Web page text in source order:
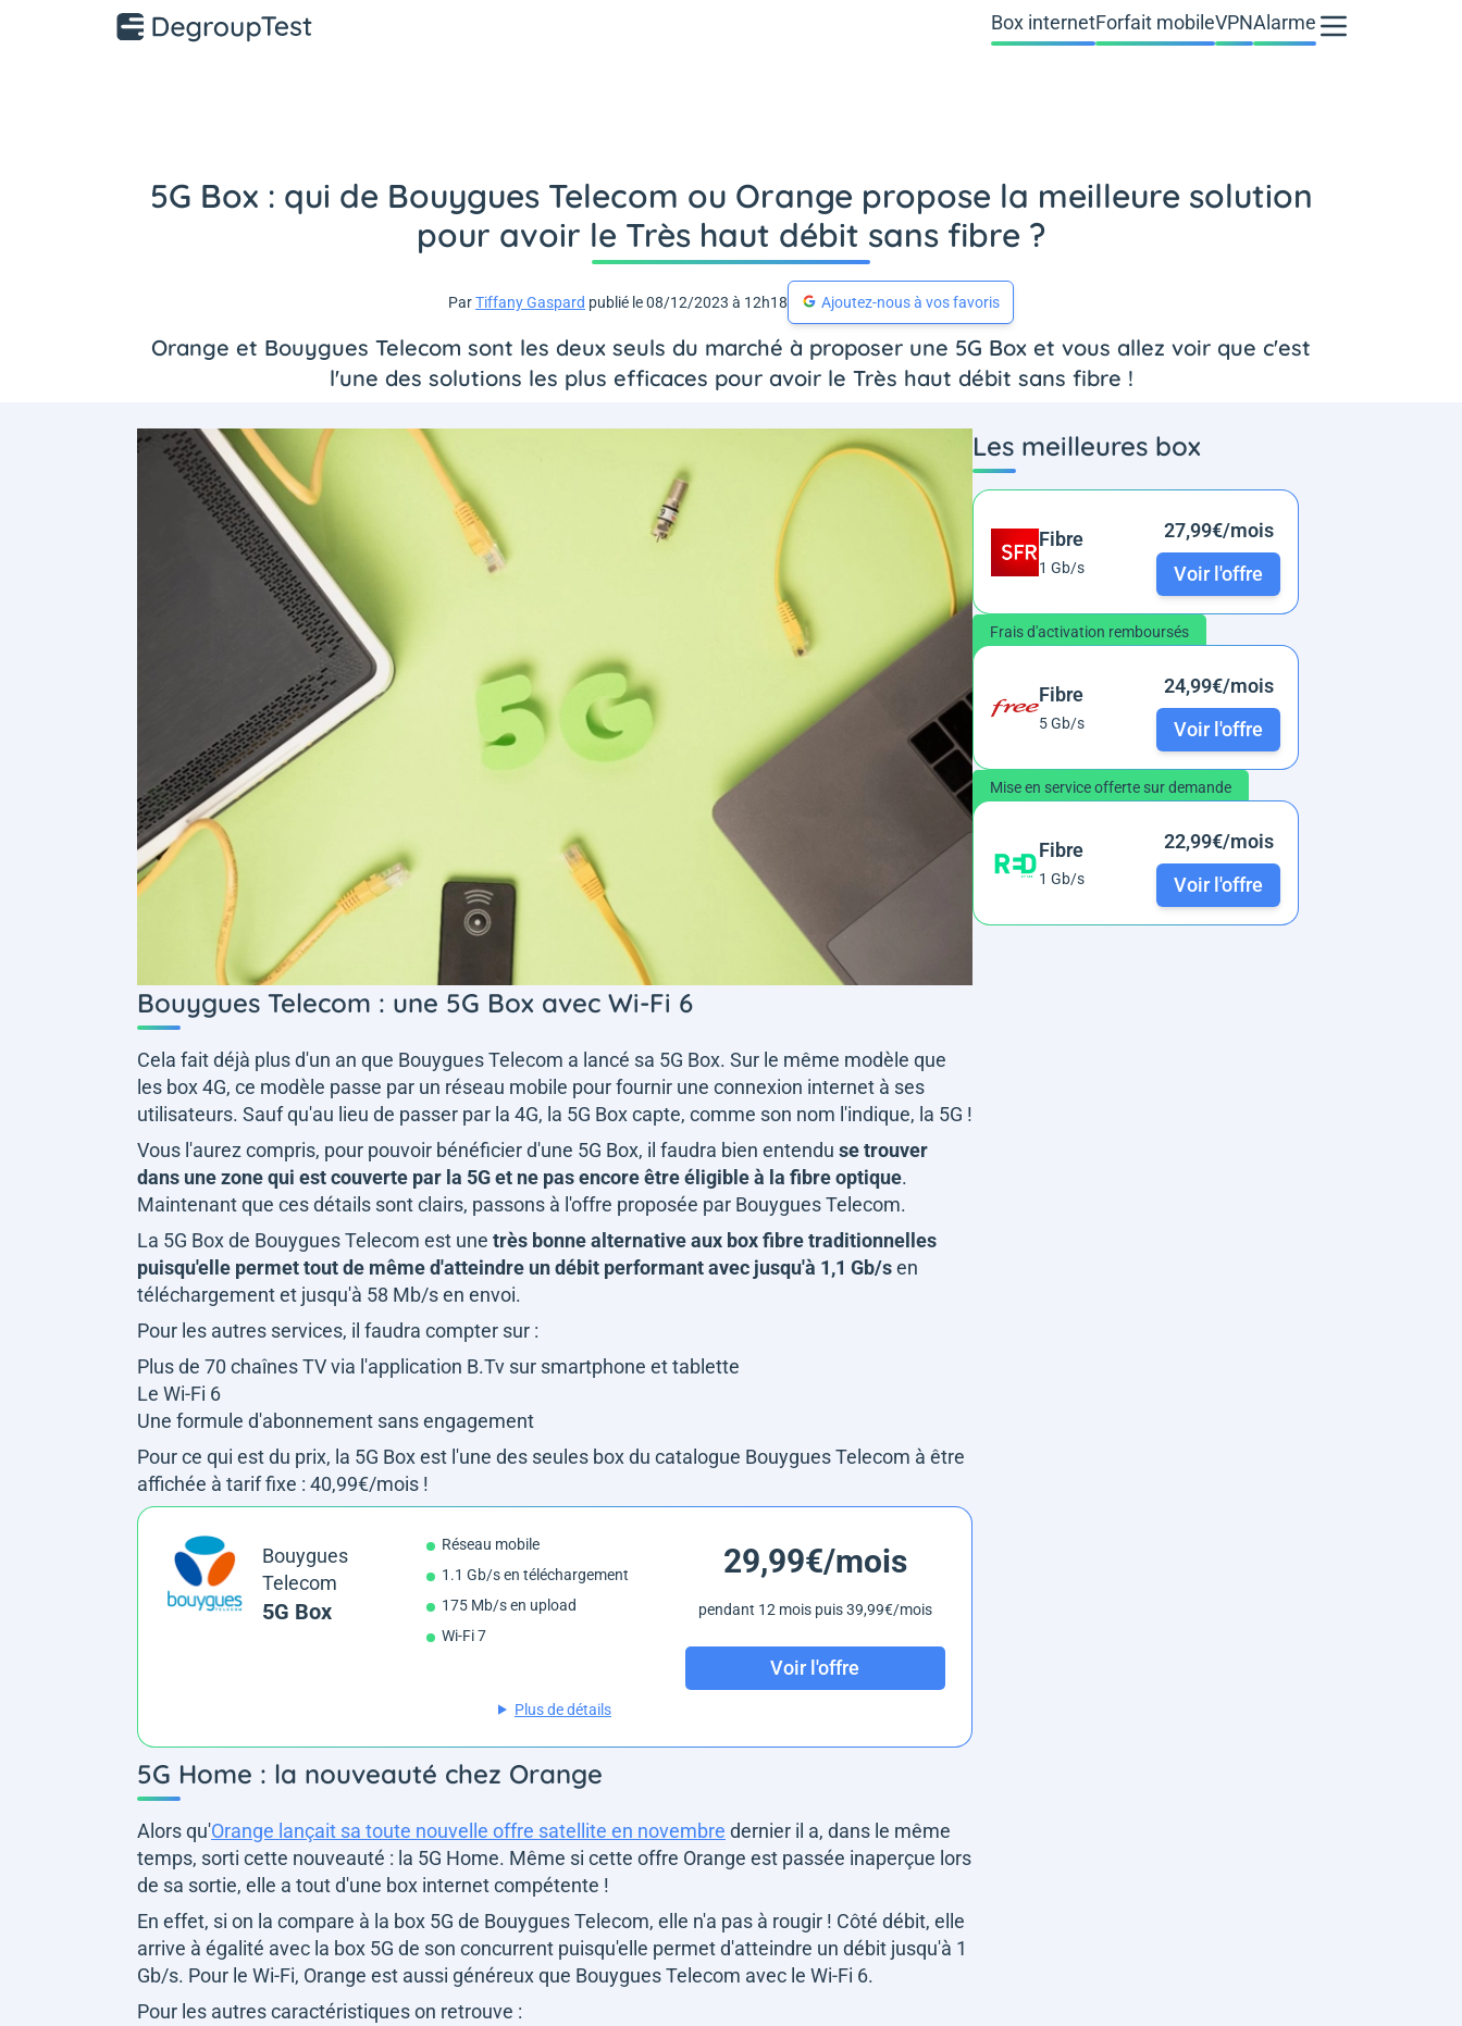
Box internetForfait mobileVPNAlarme
5G Box : qui de Bouygues Telecom ou Orange propose la meilleure solution
pour avoir le Très haut débit sans fibre ?
ParTiffany Gaspard publié le 08/12/2023 à 12h18 Ajoutez-nous à vos favoris
Orange et Bouygues Telecom sont les deux seuls du marché à proposer une 5G Box et vous allez voir que c'est
l'une des solutions les plus efficaces pour avoir le Très haut débit sans fibre !
Bouygues Telecom : une 5G Box avec Wi-Fi 6
Cela fait déjà plus d'un an que Bouygues Telecom a lancé sa 5G Box. Sur le même modèle que
les box 4G, ce modèle passe par un réseau mobile pour fournir une connexion internet à ses
utilisateurs. Sauf qu'au lieu de passer par la 4G, la 5G Box capte, comme son nom l'indique, la 5G !
Vous l'aurez compris, pour pouvoir bénéficier d'une 5G Box, il faudra bien entendu se trouver
dans une zone qui est couverte par la 5G et ne pas encore être éligible à la fibre optique.
Maintenant que ces détails sont clairs, passons à l'offre proposée par Bouygues Telecom.
La 5G Box de Bouygues Telecom est une très bonne alternative aux box fibre traditionnelles
puisqu'elle permet tout de même d'atteindre un débit performant avec jusqu'à 1,1 Gb/sen
téléchargement et jusqu'à 58 Mb/s en envoi.
Pour les autres services, il faudra compter sur :
Plus de 70 chaînes TV via l'application B.Tv sur smartphone et tablette
Le Wi-Fi 6
Une formule d'abonnement sans engagement
Pour ce qui est du prix, la 5G Box est l'une des seules box du catalogue Bouygues Telecom à être
affichée à tarif fixe : 40,99€/mois !
Bouygues
Telecom
5G Box
Réseau mobile
1.1 Gb/s en téléchargement
175 Mb/s en upload
Wi-Fi 7
29,99€/mois
pendant 12 mois puis 39,99€/mois
Voir l'offre
Plus de détails
5G Home : la nouveauté chez Orange
Alors qu'Orange lançait sa toute nouvelle offre satellite en novembre dernier il a, dans le même
temps, sorti cette nouveauté : la 5G Home. Même si cette offre Orange est passée inaperçue lors
de sa sortie, elle a tout d'une box internet compétente !
En effet, si on la compare à la box 5G de Bouygues Telecom, elle n'a pas à rougir ! Côté débit, elle
arrive à égalité avec la box 5G de son concurrent puisqu'elle permet d'atteindre un débit jusqu'à 1
Gb/s. Pour le Wi-Fi, Orange est aussi généreux que Bouygues Telecom avec le Wi-Fi 6.
Pour les autres caractéristiques on retrouve :
Les meilleures box
Fibre
1 Gb/s
27,99€/mois
Voir l'offre
Frais d'activation remboursés
Fibre
5 Gb/s
24,99€/mois
Voir l'offre
Mise en service offerte sur demande
Fibre
1 Gb/s
22,99€/mois
Voir l'offre